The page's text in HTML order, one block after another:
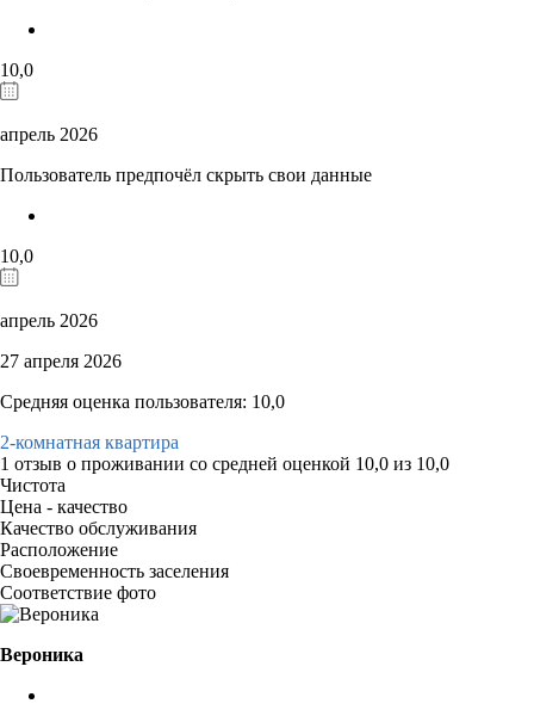
10,0
апрель 2026
Пользователь предпочёл скрыть свои данные
10,0
апрель 2026
27 апреля 2026
Средняя оценка пользователя: 10,0
2-комнатная квартира
1 отзыв о проживании со средней оценкой 10,0 из 10,0
Чистота
Цена - качество
Качество обслуживания
Расположение
Своевременность заселения
Соответствие фото
Вероника